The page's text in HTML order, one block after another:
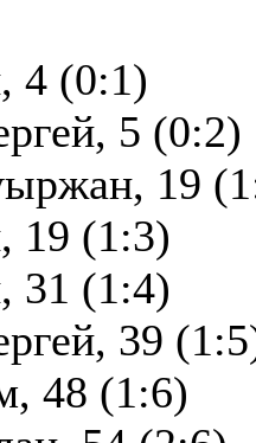
4 (0:1)
5 (0:2)
19
19 (1:3)
31 (1:4)
39
48 (1:6)